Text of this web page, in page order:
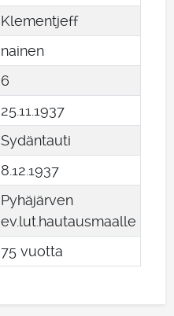
Klementjeff
nainen
6
25.11 1937
Sydäntauti
8121937
Pyhäjärven
ev.lut.hautausmaalle
75 vuotta